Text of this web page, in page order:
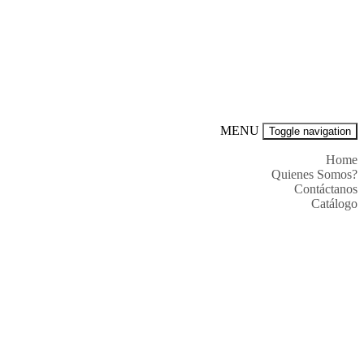
MENU Toggle navigation
Home
Quienes Somos?
Contáctanos
Catálogo